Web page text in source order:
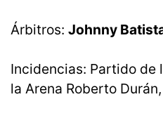
Árbitros: Johnny
Incidencias: Partido de
la Arena Roberto